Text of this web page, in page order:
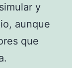
y
aunque
que